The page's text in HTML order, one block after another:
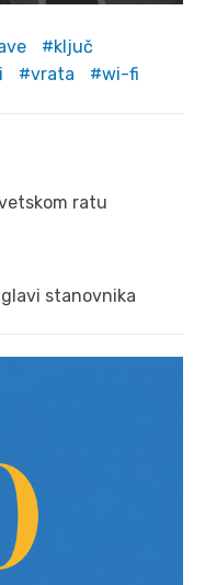
ključ
vrata wi-fi
ratu
stanovnika